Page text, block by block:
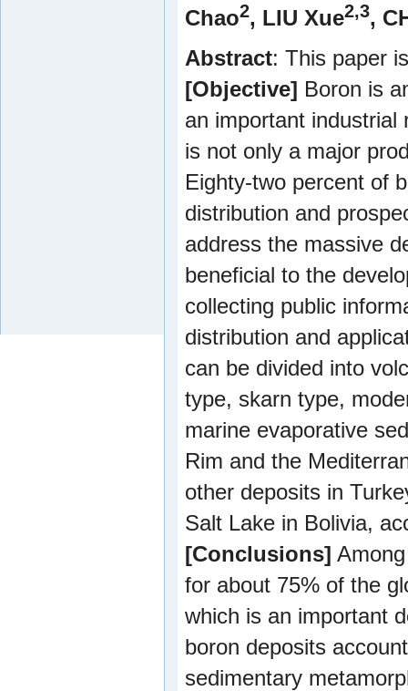
Chao2, LIU Xue2,3,
Abstract: This paper
[Objective] Boron is
an important industrial
is not only a major
Eighty-two percent of
distribution and
address the massive
beneficial to the
collecting public
distribution and
can be divided into
type, skarn type,
marine evaporative
Rim and the
other deposits in
Salt Lake in Bolivia,
[Conclusions]
for about 75% of the
which is an important
boron deposits
sedimentary